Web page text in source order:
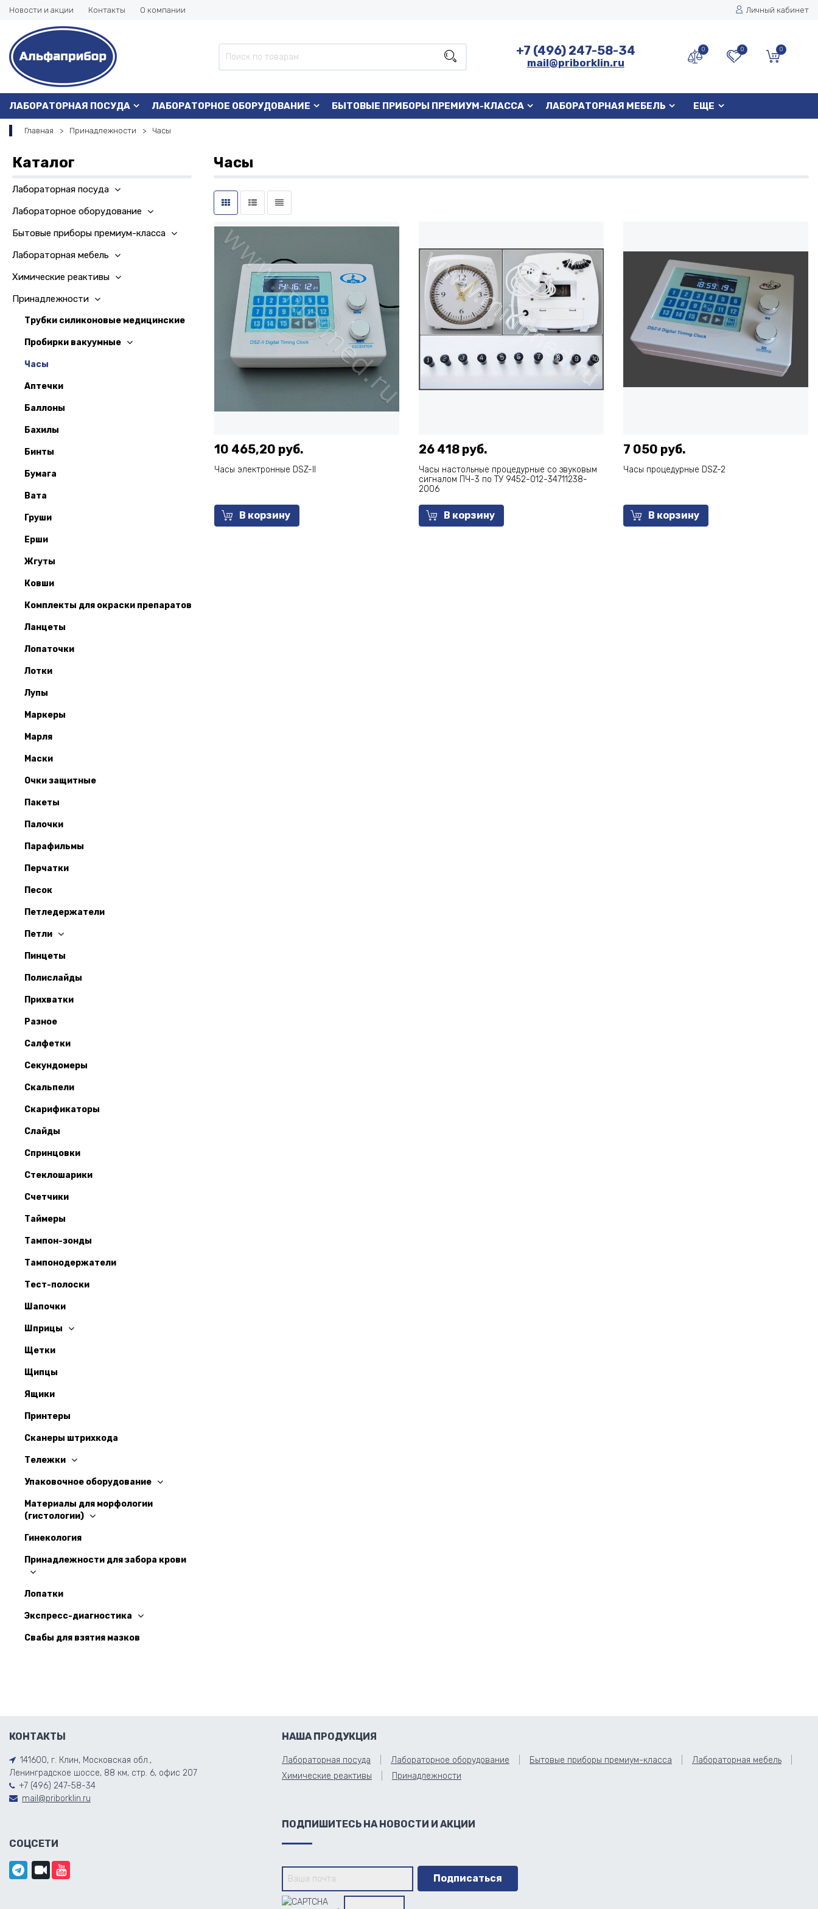
Новости и акции Контакты О компании Личный кабинет
+7 (496) 247-58-34
mail@priborklin.ru
0 0 0
ЛАБОРАТОРНАЯ ПОСУДА ЛАБОРАТОРНОЕ ОБОРУДОВАНИЕ БЫТОВЫЕ ПРИБОРЫ ПРЕМИУМ-КЛАССА ЛАБОРАТОРНАЯ МЕБЕЛЬ ЕЩЕ
Главная Принадлежности Часы
Каталог
Лабораторная посуда
Лабораторное оборудование
Бытовые приборы премиум-класса
Лабораторная мебель
Химические реактивы
Принадлежности
Трубки силиконовые медицинские
Пробирки вакуумные
Часы
Аптечки
Баллоны
Бахилы
Бинты
Бумага
Вата
Груши
Ерши
Жгуты
Ковши
Комплекты для окраски препаратов
Ланцеты
Лопаточки
Лотки
Лупы
Маркеры
Марля
Маски
Очки защитные
Пакеты
Палочки
Парафильмы
Перчатки
Песок
Петледержатели
Петли
Пинцеты
Полислайды
Прихватки
Разное
Салфетки
Секундомеры
Скальпели
Скарификаторы
Слайды
Спринцовки
Стеклошарики
Счетчики
Таймеры
Тампон-зонды
Тампонодержатели
Тест-полоски
Шапочки
Шприцы
Щетки
Щипцы
Ящики
Принтеры
Сканеры штрихкода
Тележки
Упаковочное оборудование
Материалы для морфологии
(гистологии)
Гинекология
Принадлежности для забора крови
Лопатки
Экспресс-диагностика
Cвабы для взятия мазков
Часы
10 465,20 руб.
Часы электронные DSZ-II
В корзину
26 418 руб.
Часы настольные процедурные со звуковым
сигналом ПЧ-3 по ТУ 9452-012-34711238-
2006
В корзину
7 050 руб.
Часы процедурные DSZ-2
В корзину
КОНТАКТЫ
141600, г. Клин, Московская обл.,
Ленинградское шоссе, 88 км, стр. 6, офис 207
+7 (496) 247-58-34
mail@priborklin.ru
СОЦСЕТИ
НАША ПРОДУКЦИЯ
Лабораторная посуда Лабораторное оборудование Бытовые приборы премиум-класса
Лабораторная мебель
Химические реактивы
Принадлежности
ПОДПИШИТЕСЬ НА НОВОСТИ И АКЦИИ